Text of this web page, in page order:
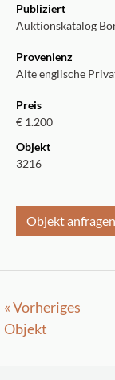
Publiziert
Auktionskatalog
Provenienz
Alte englische
Preis
€ 1.200
Objekt
3216
Objekt anfragen
« Vorheriges
Objekt